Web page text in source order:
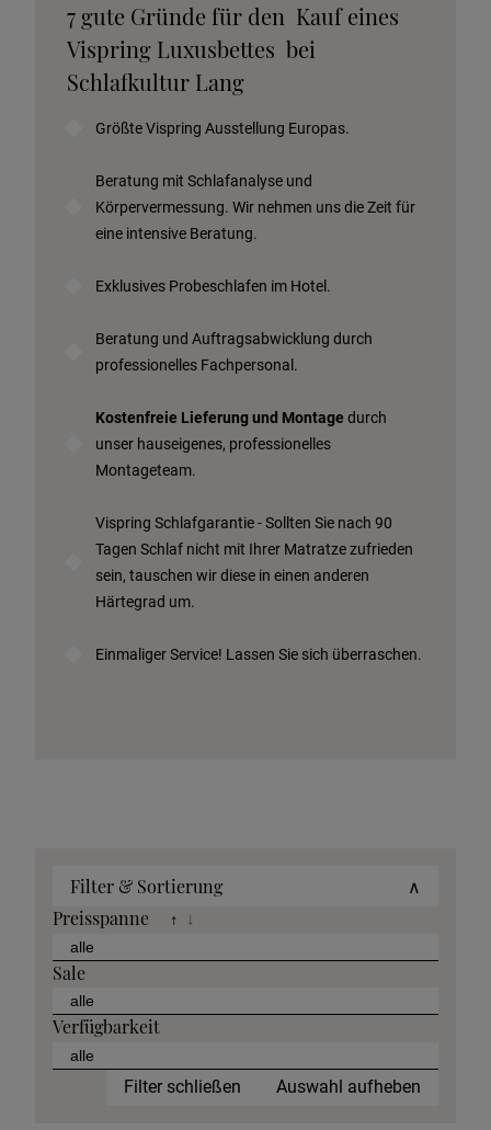
Stoffkollektion anfordern
Telefonische Beratung anfordern
Beratungstermin vereinbaren
Probeschlafen im Hotel
7 gute Gründe für den Kauf eines
Vispring Luxusbettes bei
Schlafkultur Lang
Größte Vispring Ausstellung Europas.
Beratung mit Schlafanalyse und
Körpervermessung. Wir nehmen uns die Zeit für
eine intensive Beratung.
Exklusives Probeschlafen im Hotel.
Beratung und Auftragsabwicklung durch
professionelles Fachpersonal.
Kostenfreie Lieferung und Montage durch
unser hauseigenes, professionelles
Montageteam.
Vispring Schlafgarantie - Sollten Sie nach 90
Tagen Schlaf nicht mit Ihrer Matratze zufrieden
sein, tauschen wir diese in einen anderen
Härtegrad um.
Einmaliger Service! Lassen Sie sich überraschen.
Filter & Sortierung
∧
Preisspanne
↑ ↓
Sale
Verfügbarkeit
Filter schließen Auswahl aufheben